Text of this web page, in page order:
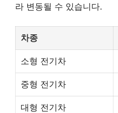
라 변동될 수 있습니다.
차종
소형 전기차
중형 전기차
대형 전기차